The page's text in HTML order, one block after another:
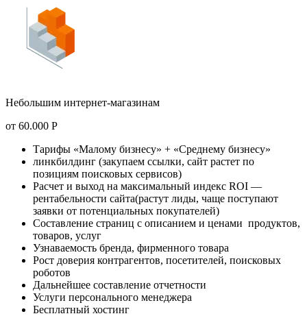
Небольшим интернет-магазинам
от 60.000 Р
Тарифы «Малому бизнесу» + «Среднему бизнесу»
линкбилдинг (закупаем ссылки, сайт растет по
позициям поисковых сервисов)
Расчет и выход на максимальный индекс ROI —
рентабельности сайта(растут лиды, чаще поступают
заявки от потенциальных покупателей)
Составление страниц с описанием и ценами продуктов,
товаров, услуг
Узнаваемость бренда, фирменного товара
Рост доверия контрагентов, посетителей, поисковых
роботов
Дальнейшее составление отчетности
Услуги персонального менеджера
Бесплатный хостинг